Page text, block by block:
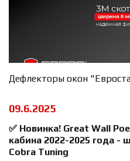
Дефлекторы окон
09.6.2025
✅ Новинка! Great Wall
кабина 2022-2025 года -
Cobra Tuning